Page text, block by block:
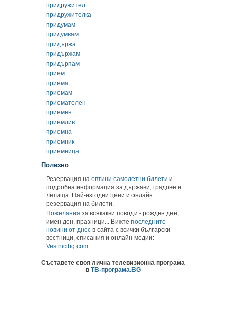
придружител
придружителка
придумам
придумвам
придържа
придържам
придърпам
прием
приема
приемам
приемателен
приемен
приемлив
приемна
приемник
приемница
Полезно
Резервация на евтини самолетни билети и
подробна информация за държави, градове и
летища. Най-изгодни цени и онлайн
резервация на билети.
Пожелания за всякакви поводи - рожден ден,
имен ден, празници... Вижте последните
новини от днес в сайта с всички български
вестници, списания и онлайн медии:
Vestnicibg.com.
Съставете своя лична телевизионна програма
в ТВ-програма.BG